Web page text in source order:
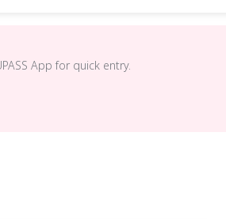
App for quick entry.